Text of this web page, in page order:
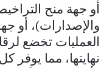
أو جهة منح
والإصدارات)، أو
العمليات تخضع
نهايتها، مما يوفر